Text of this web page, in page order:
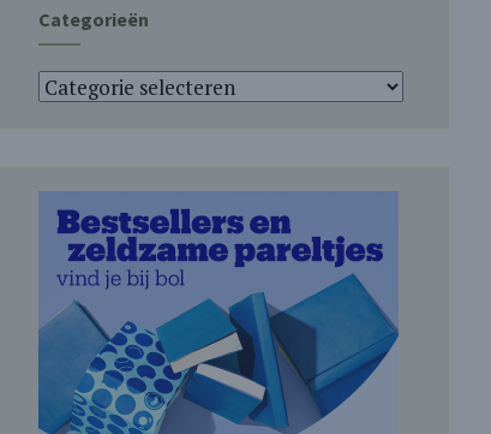
Categorieën
Categorieën